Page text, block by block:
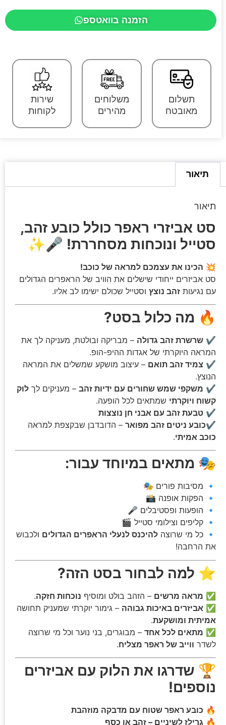
הזמנה בוואטספ
תשלום
מאובטח
משלוחים
מהירים
שירות
לקוחות
תיאור
תיאור
סט אביזרי ראפר כולל כובע זהב,
סטייל ונוכחות מסחררת! 🎤✨
💥 הכינו את עצמכם למראה של כוכב!
סט אביזרים ייחודי שישלים את הוויב של הראפרים הגדולים
עם נגיעות זהב נוצץ וסטייל שכולם ישימו לב אליו.
🔥 מה כלול בסט?
✔️ שרשרת זהב גדולה – מבריקה ובולטת, מעניקה לך את
המראה היוקרתי של אגדות ההיפ-הופ.
✔️ צמיד זהב תואם – עיצוב מושקע שמשלים את המראה
הנוצץ.
✔️ משקפי שמש שחורים עם ידיות זהב – מעניקים לך לוק
קשוח ויוקרתי שמתאים לכל הופעה.
✔️ טבעת זהב עם אבני חן נוצצות
✔️כובע ניטים זהב מפואר – הדובדבן שבקצפת למראה
כוכב אמיתי.
🎭 מתאים במיוחד עבור:
🔹 מסיבות פורים 🎭
🔹 הפקות אופנה 📸
🔹 הופעות ופסטיבלים 🎤
🔹 קליפים וצילומי סטייל 🎬
🔹 כל מי שרוצה להיכנס לנעלי הראפרים הגדולים ולכבוש
את הרחבה!
⭐ למה לבחור בסט הזה?
✅ מראה מרשים – הזהב בולט ומוסיף נוכחות חזקה.
✅ אביזרים באיכות גבוהה – גימור יוקרתי שמעניק תחושה
אמיתית ומושקעת.
✅ מתאים לכל אחד – מבוגרים, בני נוער וכל מי שרוצה
לשדר ווייב של ראפר מצליח.
🏆 שדרגו את הלוק עם אביזרים
נוספים!
🔥 כובע ראפר שטוח עם מדבקה מוזהבת
🔥 גרילז לשיניים – זהב או כסף